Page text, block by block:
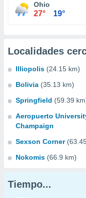
Ohio
27° 19°
Localidades
Illiopolis (24.15 km)
Bolivia (35.13 km)
Springfield (59.39
Aeropuerto
Champaign
Sexson Corner
Nokomis (66.9 km)
Tiempo...